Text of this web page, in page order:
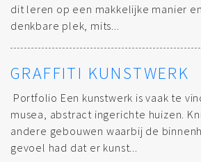
dit leren op een makkelijke manier
denkbare plek, mits...
GRAFFITI KUNSTWERK
Portfolio Een kunstwerk is vaak te
musea, abstract ingerichte huizen.
andere gebouwen waarbij de
gevoel had dat er kunst...